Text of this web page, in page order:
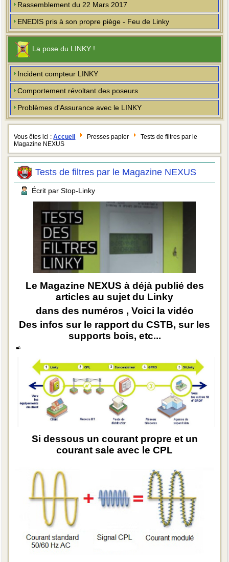
Rassemblement du 22 Mars 2017
ENEDIS pris à son propre piège - Feu de Linky
La pose du LINKY !
Incident compteur LINKY
Comportement révoltant des poseurs
Problèmes d'Assurance avec le LINKY
Vous êtes ici :Accueil Presses papier
Tests de filtres par le
Magazine NEXUS
Tests de filtres par le Magazine NEXUS
Écrit par Stop-Linky
Le Magazine NEXUS à déjà publié des
articles au sujet du Linky
dans des numéros , Voici la vidéo
Des infos sur le rapport du CSTB, sur les
supports bois, etc...
Si dessous un courant propre et un
courant sale avec le CPL